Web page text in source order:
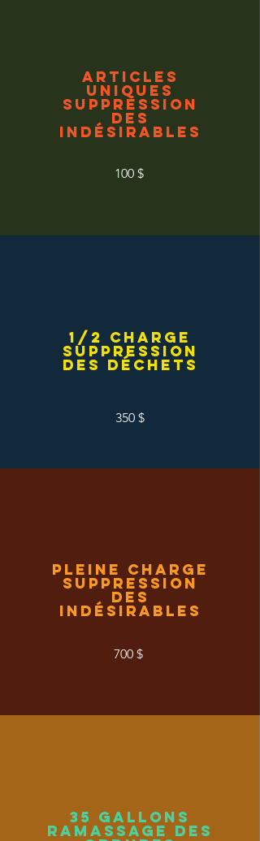
Articles
uniques
Suppression
des
indésirables
100 $
1/2 charge
Suppression
des déchets
350 $
pleine charge
Suppression
des
indésirables
700 $
35 gallons
ramassage des